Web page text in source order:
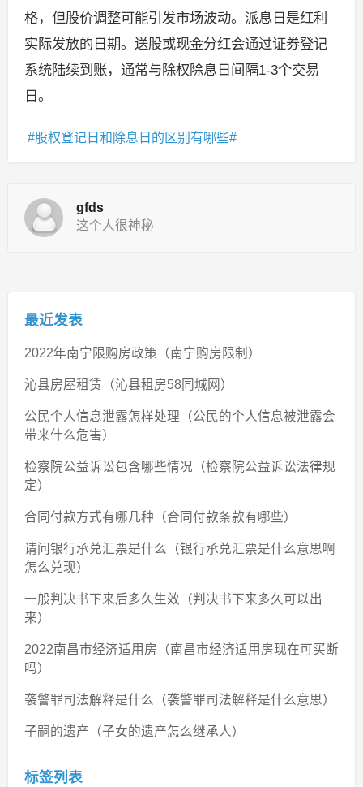
格，但股价调整可能引发市场波动。派息日是红利
实际发放的日期。送股或现金分红会通过证券登记
系统陆续到账，通常与除权除息日间隔1-3个交易
日。
股权登记日和除息日的区别有哪些
gfds
这个人很神秘
最近发表
2022年南宁限购房政策（南宁购房限制）
沁县房屋租赁（沁县租房58同城网）
公民个人信息泄露怎样处理（公民的个人信息被泄露会
带来什么危害）
检察院公益诉讼包含哪些情况（检察院公益诉讼法律规
定）
合同付款方式有哪几种（合同付款条款有哪些）
请问银行承兑汇票是什么（银行承兑汇票是什么意思啊
怎么兑现）
一般判决书下来后多久生效（判决书下来多久可以出
来）
2022南昌市经济适用房（南昌市经济适用房现在可买断
吗）
袭警罪司法解释是什么（袭警罪司法解释是什么意思）
子嗣的遗产（子女的遗产怎么继承人）
标签列表